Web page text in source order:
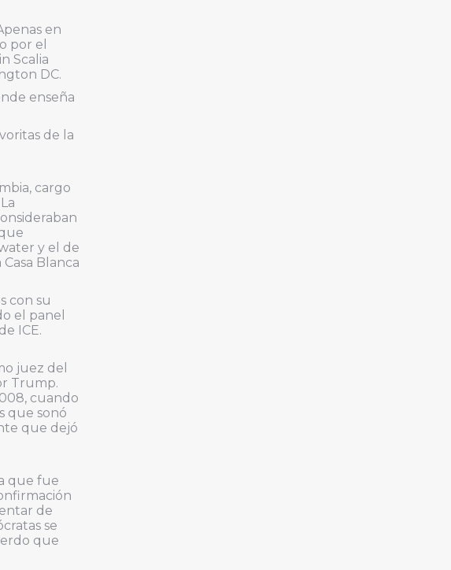
en
por el
Scalia
DC.
enseña
de la
cargo
y el de
Blanca
con su
el panel
ICE.
juez del
Trump.
cuando
que sonó
que dejó
que fue
de
se
que